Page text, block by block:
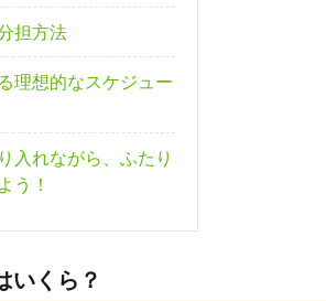
担方法
理想的なスケジュー
入れながら、ふたり
う！
いくら？